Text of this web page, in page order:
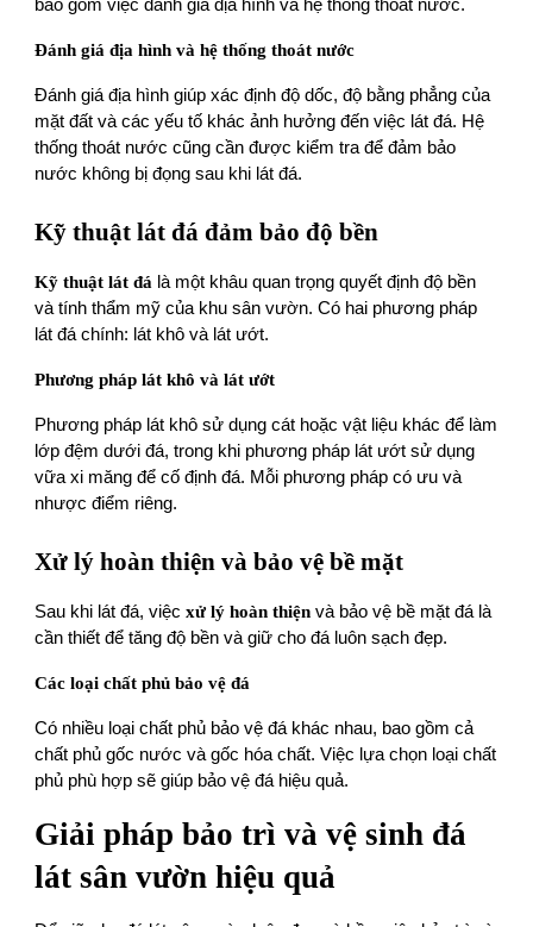
bao gồm việc đánh giá địa hình và hệ thống thoát nước.
Đánh giá địa hình và hệ thống thoát nước
Đánh giá địa hình giúp xác định độ dốc, độ bằng phẳng của
mặt đất và các yếu tố khác ảnh hưởng đến việc lát đá. Hệ
thống thoát nước cũng cần được kiểm tra để đảm bảo
nước không bị đọng sau khi lát đá.
Kỹ thuật lát đá đảm bảo độ bền
Kỹ thuật lát đá là một khâu quan trọng quyết định độ bền
và tính thẩm mỹ của khu sân vườn. Có hai phương pháp
lát đá chính: lát khô và lát ướt.
Phương pháp lát khô và lát ướt
Phương pháp lát khô sử dụng cát hoặc vật liệu khác để làm
lớp đệm dưới đá, trong khi phương pháp lát ướt sử dụng
vữa xi măng để cố định đá. Mỗi phương pháp có ưu và
nhược điểm riêng.
Xử lý hoàn thiện và bảo vệ bề mặt
Sau khi lát đá, việcxử lý hoàn thiện và bảo vệ bề mặt đá là
cần thiết để tăng độ bền và giữ cho đá luôn sạch đẹp.
Các loại chất phủ bảo vệ đá
Có nhiều loại chất phủ bảo vệ đá khác nhau, bao gồm cả
chất phủ gốc nước và gốc hóa chất. Việc lựa chọn loại chất
phủ phù hợp sẽ giúp bảo vệ đá hiệu quả.
Giải pháp bảo trì và vệ sinh đá
lát sân vườn hiệu quả